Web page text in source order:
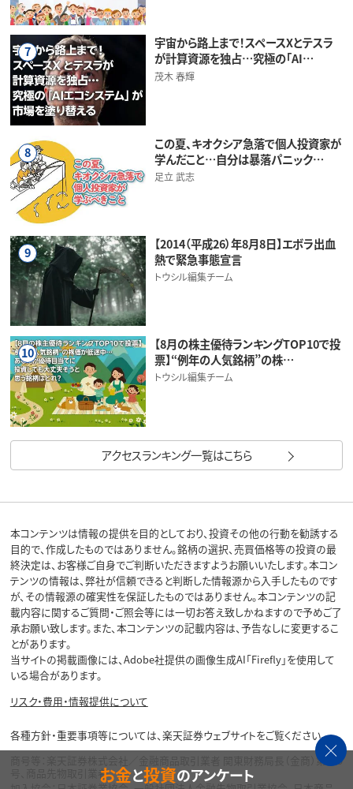
7
宇宙から路上まで！スペースXとテスラ
が計算資源を独占…究極の「AI…
茂木 春輝
8
この夏、キオクシア急落で個人投資家が
学んだこと…自分は暴落パニック…
足立 武志
9
【2014（平成26）年8月8日】エボラ出血
熱で緊急事態宣言
トウシル編集チーム
10
【8月の株主優待ランキングTOP10で投
票】“例年の人気銘柄”の株…
トウシル編集チーム
アクセスランキング一覧はこちら
本コンテンツは情報の提供を目的としており、投資その他の行動を勧誘する
目的で、作成したものではありません。銘柄の選択、売買価格等の投資の最
終決定は、お客様ご自身でご判断いただきますようお願いいたします。本コン
テンツの情報は、弊社が信頼できると判断した情報源から入手したものです
が、その情報源の確実性を保証したものではありません。本コンテンツの記
載内容に関するご質問・ご照会等には一切お答え致しかねますので予めご了
承お願い致します。また、本コンテンツの記載内容は、予告なしに変更するこ
とがあります。
当サイトの掲載画像には、Adobe社提供の画像生成AI「Firefly」を使用して
いる場合があります。
リスク・費用・情報提供について
各種方針・重要事項等については、楽天証券ウェブサイトをご覧ください。
商号等：楽天証券株式会社／金融商品取引業者 関東財務局長（金商）第195
号、商品先物取引業者お金と投資のアンケート